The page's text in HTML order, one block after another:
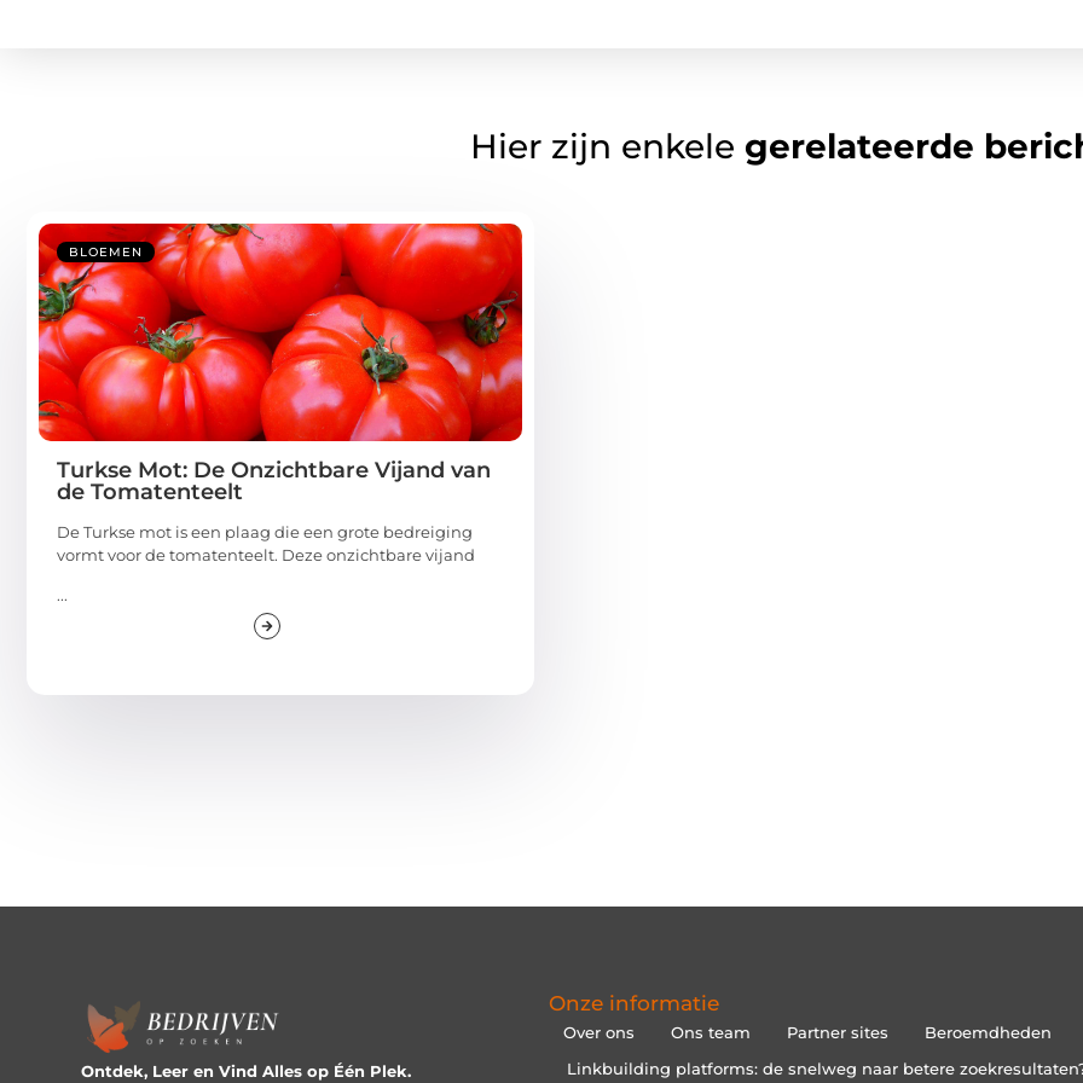
Hier zijn enkele gerelateerde
BLOEMEN
Turkse Mot: De Onzichtbare Vijand van
de Tomatenteelt
De Turkse mot is een plaag die een grote bedreiging
vormt voor de tomatenteelt. Deze onzichtbare vijand
...
Ontdek, Leer en Vind Alles op Één Plek.
Onze informatie
Over ons Ons team Partner sites
Beroemdheden
Linkbuilding platforms: de snelweg naar betere